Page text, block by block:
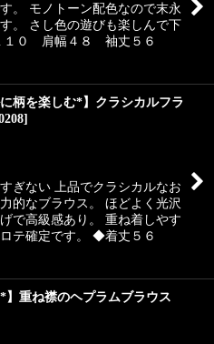
。 モノトーン配色なので末永
。 さし色の遊びも楽しんで下
１０ 肩幅４８ 袖丈５６
に柄を楽しむ*】クラシカルフラ
]
ぎない 上品でクラシカルなお
的なブラウス。 ほどよく光沢
で高級感あり。 重ね着しやす
ロテ確定です。 ◆着丈５６
*】重ね襟のヘプラムブラウス